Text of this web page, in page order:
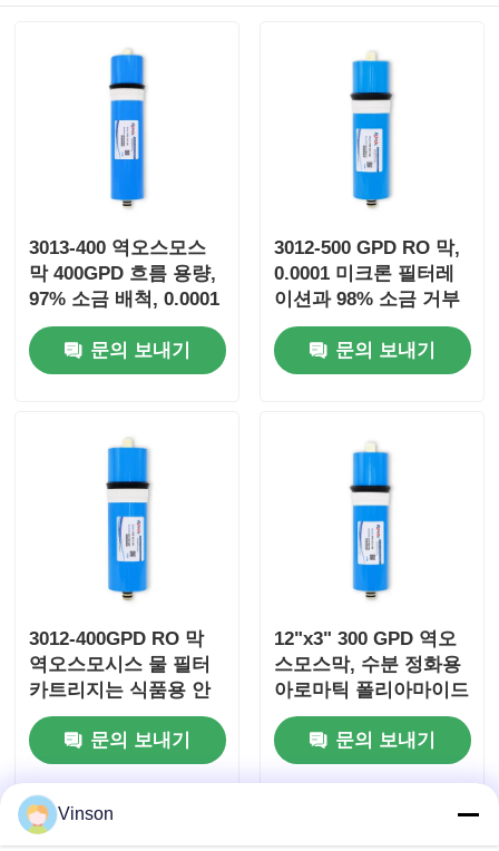
3013-400 역오스모스
막 400GPD 흐름 용량,
97% 소금 배척, 0.0001
미크론 필터레이션
문의 보내기
3012-500 GPD RO 막,
0.0001 미크론 필터레
이션과 98% 소금 거부
문의 보내기
3012-400GPD RO 막
역오스모시스 물 필터
카트리지는 식품용 안
전 아로마틱 폴리아마
이드 복합 필름
문의 보내기
12"x3" 300 GPD 역오
스모스막, 수분 정화용
아로마틱 폴리아마이드
복합 필름
문의 보내기
Vinson